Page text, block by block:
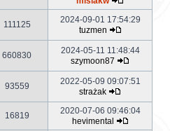
111125
2024-09-01 17:54:29
tuzmen
660830
2024-05-11 11:48:44
szymoon87
93559
2022-05-09 09:07:51
strażak
16819
2020-07-06 09:46:04
hevimental